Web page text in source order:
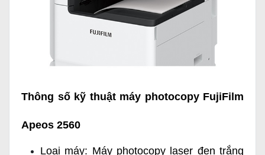
Thông số kỹ thuật máy photocopy FujiFilm
Apeos 2560
Loại máy: Máy photocopy laser đen trắng